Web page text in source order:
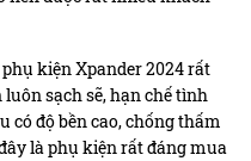
kiện Xpander 2024 rất
sạch sẽ, hạn chế tình
có độ bền cao, chống thấm
là phụ kiện rất đáng mua